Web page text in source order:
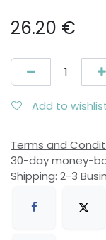
26.20 €
Add to
Terms and
30-day money-
Shipping: 2-3